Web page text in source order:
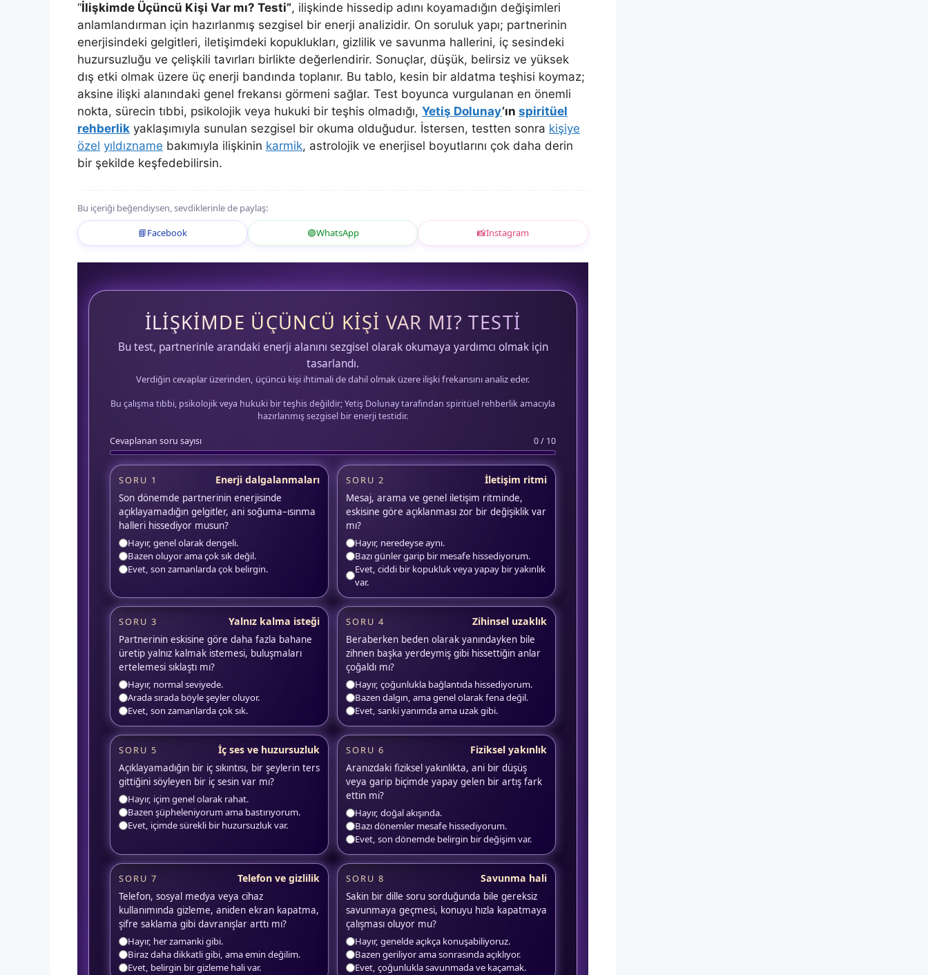
“İlişkimde Üçüncü Kişi Var mı? Testi”, ilişkinde hissedip adını koyamadığın değişimleri
anlamlandırman için hazırlanmış sezgisel bir enerji analizidir. On soruluk yapı; partnerinin
enerjisindeki gelgitleri, iletişimdeki kopuklukları, gizlilik ve savunma hallerini, iç sesindeki
huzursuzluğu ve çelişkili tavırları birlikte değerlendirir. Sonuçlar, düşük, belirsiz ve yüksek
dış etki olmak üzere üç enerji bandında toplanır. Bu tablo, kesin bir aldatma teşhisi koymaz;
aksine ilişki alanındaki genel frekansı görmeni sağlar. Test boyunca vurgulanan en önemli
nokta, sürecin tıbbi, psikolojik veya hukuki bir teşhis olmadığı, Yetiş Dolunay’ın spiritüel
rehberlik yaklaşımıyla sunulan sezgisel bir okuma olduğudur. İstersen, testten sonra kişiye
özel yıldızname bakımıyla ilişkinin karmik, astrolojik ve enerjisel boyutlarını çok daha derin
bir şekilde keşfedebilirsin.
Bu içeriği beğendiysen, sevdiklerinle de paylaş:
📘Facebook 🟢WhatsApp 📸Instagram
İLIŞKIMDE ÜÇÜNCÜ KIŞI VAR MI? TESTI
Bu test, partnerinle arandaki enerji alanını sezgisel olarak okumaya yardımcı olmak için
tasarlandı.
Verdiğin cevaplar üzerinden, üçüncü kişi ihtimali de dahil olmak üzere ilişki frekansını analiz eder.
Bu çalışma tıbbi, psikolojik veya hukuki bir teşhis değildir; Yetiş Dolunay tarafından spiritüel rehberlik amacıyla
hazırlanmış sezgisel bir enerji testidir.
Cevaplanan soru sayısı 0 / 10
SORU 1 Enerji dalgalanmaları
Son dönemde partnerinin enerjisinde
açıklayamadığın gelgitler, ani soğuma–ısınma
halleri hissediyor musun?
Hayır, genel olarak dengeli.
Bazen oluyor ama çok sık değil.
Evet, son zamanlarda çok belirgin.
SORU 2 İletişim ritmi
Mesaj, arama ve genel iletişim ritminde,
eskisine göre açıklanması zor bir değişiklik var
mı?
Hayır, neredeyse aynı.
Bazı günler garip bir mesafe hissediyorum.
Evet, ciddi bir kopukluk veya yapay bir yakınlık
var.
SORU 3 Yalnız kalma isteği
Partnerinin eskisine göre daha fazla bahane
üretip yalnız kalmak istemesi, buluşmaları
ertelemesi sıklaştı mı?
Hayır, normal seviyede.
Arada sırada böyle şeyler oluyor.
Evet, son zamanlarda çok sık.
SORU 4 Zihinsel uzaklık
Beraberken beden olarak yanındayken bile
zihnen başka yerdeymiş gibi hissettiğin anlar
çoğaldı mı?
Hayır, çoğunlukla bağlantıda hissediyorum.
Bazen dalgın, ama genel olarak fena değil.
Evet, sanki yanımda ama uzak gibi.
SORU 5 İç ses ve huzursuzluk
Açıklayamadığın bir iç sıkıntısı, bir şeylerin ters
gittiğini söyleyen bir iç sesin var mı?
Hayır, içim genel olarak rahat.
Bazen şüpheleniyorum ama bastırıyorum.
Evet, içimde sürekli bir huzursuzluk var.
SORU 6 Fiziksel yakınlık
Aranızdaki fiziksel yakınlıkta, ani bir düşüş
veya garip biçimde yapay gelen bir artış fark
ettin mi?
Hayır, doğal akışında.
Bazı dönemler mesafe hissediyorum.
Evet, son dönemde belirgin bir değişim var.
SORU 7 Telefon ve gizlilik
Telefon, sosyal medya veya cihaz
kullanımında gizleme, aniden ekran kapatma,
şifre saklama gibi davranışlar arttı mı?
Hayır, her zamanki gibi.
Biraz daha dikkatli gibi, ama emin değilim.
Evet, belirgin bir gizleme hali var.
SORU 8 Savunma hali
Sakin bir dille soru sorduğunda bile gereksiz
savunmaya geçmesi, konuyu hızla kapatmaya
çalışması oluyor mu?
Hayır, genelde açıkça konuşabiliyoruz.
Bazen geriliyor ama sonrasında açıklıyor.
Evet, çoğunlukla savunmada ve kaçamak.